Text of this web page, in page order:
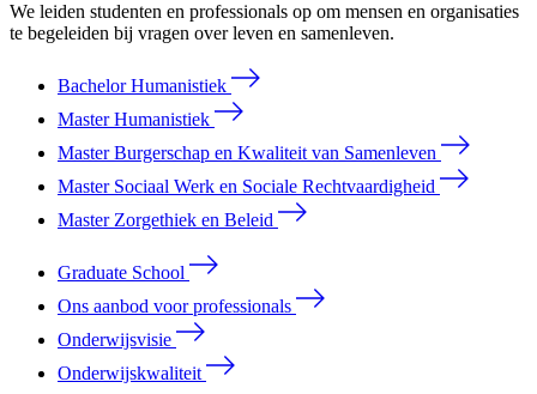
We leiden studenten en professionals op om mensen en organisaties
te begeleiden bij vragen over leven en samenleven.
Bachelor Humanistiek
Master Humanistiek
Master Burgerschap en Kwaliteit van Samenleven
Master Sociaal Werk en Sociale Rechtvaardigheid
Master Zorgethiek en Beleid
Graduate School
Ons aanbod voor professionals
Onderwijsvisie
Onderwijskwaliteit